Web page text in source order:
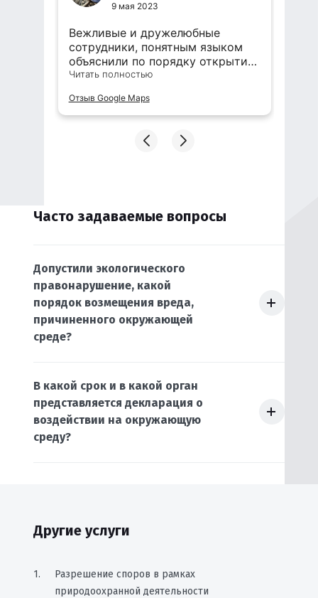
9 мая 2023
Вежливые и дружелюбные
сотрудники, понятным языком
объяснили по порядку открытия
компании, пакету документов,
пожалела, что обратилась.
Читать полностью
Отзыв Google Maps
Часто задаваемые вопросы
Допустили экологического
правонарушение, какой
порядок возмещения вреда,
причиненного окружающей
среде?
В какой срок и в какой орган
представляется декларация о
воздействии на окружающую
среду?
Другие услуги
Разрешение споров в рамках
природоохранной деятельности